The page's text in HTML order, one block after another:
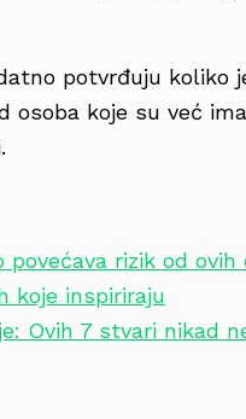
potvrđuju koliko
koje su već
rizik od
koje inspiriraju
Ovih 7 stvari nikad